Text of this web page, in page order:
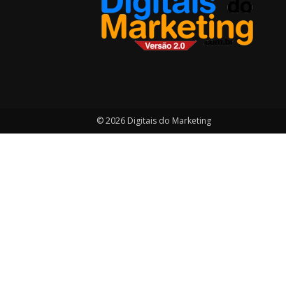
© 2026 Digitais do Marketing